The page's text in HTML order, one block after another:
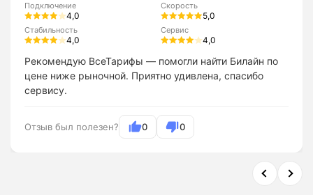
Подключение
4,0
Скорость
5,0
Стабильность
4,0
Сервис
4,0
Рекомендую ВсеТарифы — помогли найти Билайн по
цене ниже рыночной. Приятно удивлена, спасибо
сервису.
Отзыв был полезен? 0 0